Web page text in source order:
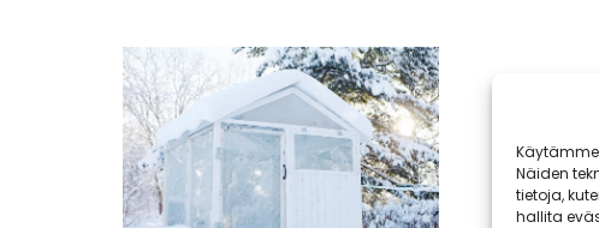
Näiden
tietoja,
hallita